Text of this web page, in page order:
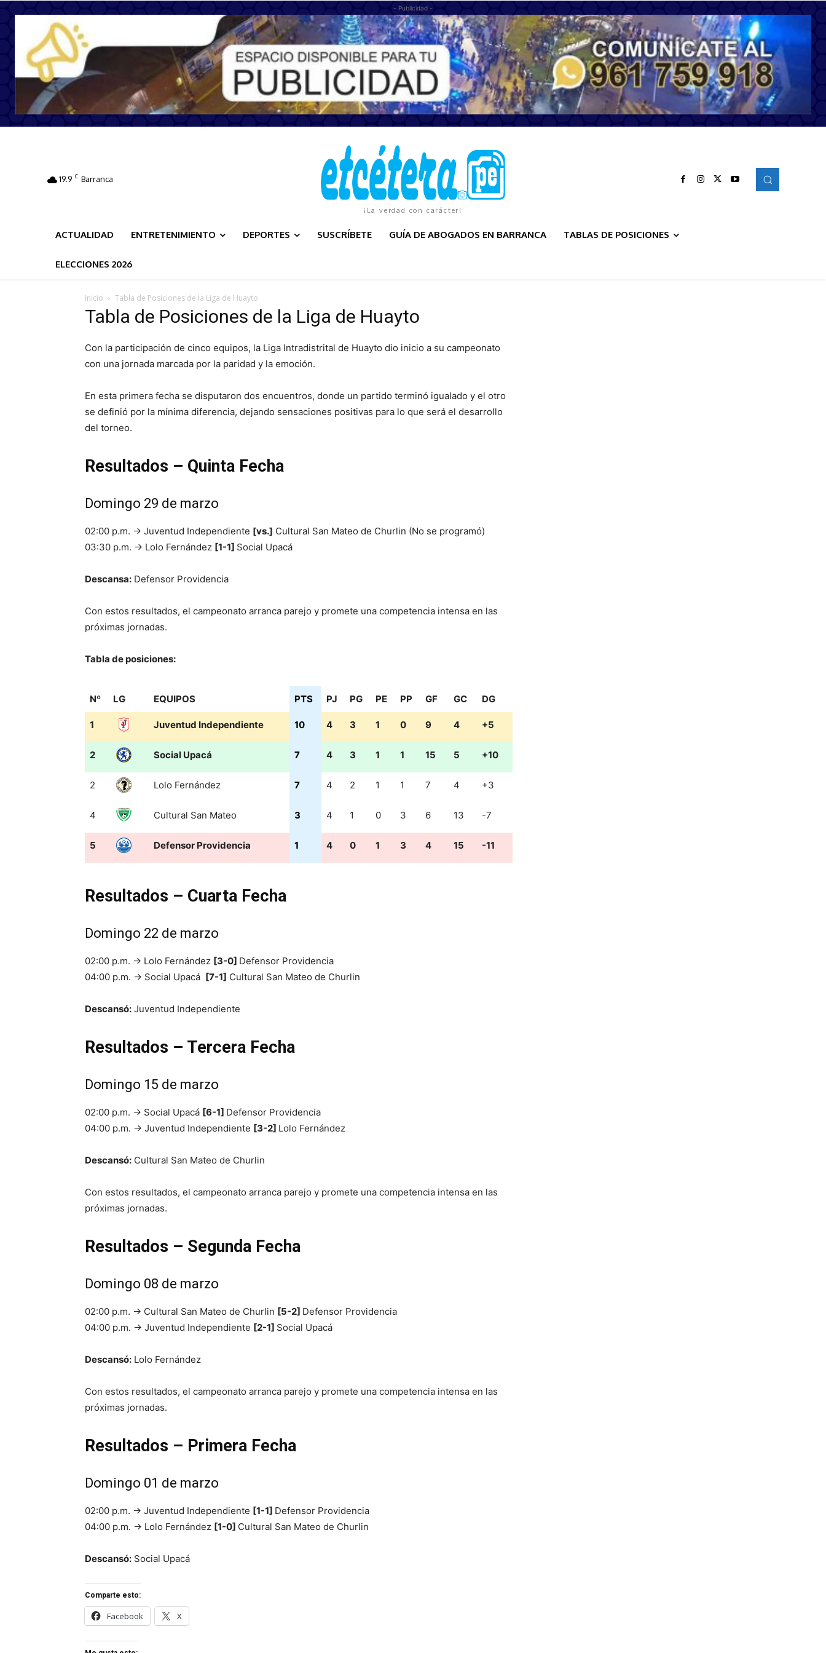
- Publicidad -
19.9 C Barranca
¡La verdad con carácter!
ACTUALIDAD ENTRETENIMIENTO DEPORTES SUSCRÍBETE GUÍA DE ABOGADOS EN BARRANCA TABLAS DE POSICIONES
ELECCIONES 2026
Inicio Tabla de Posiciones de la Liga de Huayto
Tabla de Posiciones de la Liga de Huayto
Con la participación de cinco equipos, la Liga Intradistrital de Huayto dio inicio a su campeonato
con una jornada marcada por la paridad y la emoción.
En esta primera fecha se disputaron dos encuentros, donde un partido terminó igualado y el otro
se definió por la mínima diferencia, dejando sensaciones positivas para lo que será el desarrollo
del torneo.
Resultados – Quinta Fecha
Domingo 29 de marzo
02:00 p.m. → Juventud Independiente [vs.] Cultural San Mateo de Churlin (No se programó)
03:30 p.m. → Lolo Fernández [1-1] Social Upacá
Descansa: Defensor Providencia
Con estos resultados, el campeonato arranca parejo y promete una competencia intensa en las
próximas jornadas.
Tabla de posiciones:
Nº LG EQUIPOS PTS PJ PG PE PP GF GC
DG
Nº
LG EQUIPOS PTS PJ PG PE PP GF GC DG
1 Juventud Independiente 10 4 3 1 0 9 4 +5
2 Social Upacá 7 4 3 1 1 15 5 +10
2 Lolo Fernández 7 4 2 1 1 7 4 +3
4 Cultural San Mateo 3 4 1 0 3 6 13 -7
5 Defensor Providencia 1 4 0 1 3 4 15 -11
Resultados – Cuarta Fecha
Domingo 22 de marzo
02:00 p.m. → Lolo Fernández [3-0] Defensor Providencia
04:00 p.m. → Social Upacá [7-1] Cultural San Mateo de Churlin
Descansó: Juventud Independiente
Resultados – Tercera Fecha
Domingo 15 de marzo
02:00 p.m. → Social Upacá [6-1] Defensor Providencia
04:00 p.m. → Juventud Independiente [3-2] Lolo Fernández
Descansó: Cultural San Mateo de Churlin
Con estos resultados, el campeonato arranca parejo y promete una competencia intensa en las
próximas jornadas.
Resultados – Segunda Fecha
Domingo 08 de marzo
02:00 p.m. → Cultural San Mateo de Churlin [5-2] Defensor Providencia
04:00 p.m. → Juventud Independiente [2-1] Social Upacá
Descansó: Lolo Fernández
Con estos resultados, el campeonato arranca parejo y promete una competencia intensa en las
próximas jornadas.
Resultados – Primera Fecha
Domingo 01 de marzo
02:00 p.m. → Juventud Independiente [1-1] Defensor Providencia
04:00 p.m. → Lolo Fernández [1-0] Cultural San Mateo de Churlin
Descansó: Social Upacá
Comparte esto:
Facebook X